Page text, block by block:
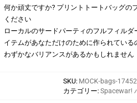
何か頑丈ですか? プリントトートバッグの
ください
ローカルのサードパーティのフルフィル
イテムがあなただけのために作られている
わずかなバリアンスがあるかもしれません
SKU: MOCK-bags-
カテゴリー:Spacewar!